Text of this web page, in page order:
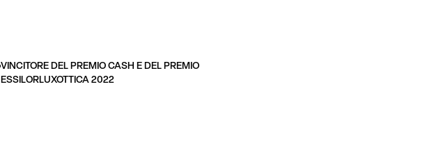
VINCITORE DEL PREMIO CASH E DEL PREMIO
ESSILORLUXOTTICA 2022